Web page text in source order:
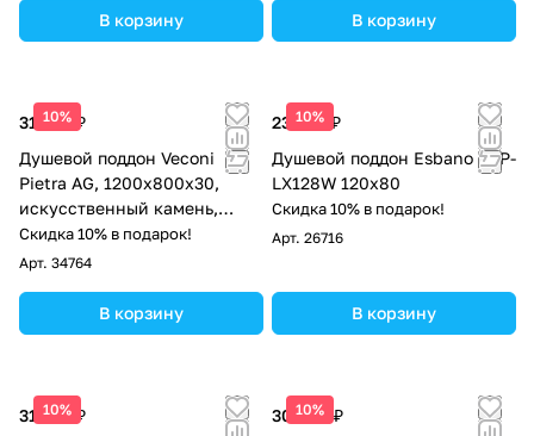
В корзину В корзину
10%
31 097 ₽
Душевой поддон Veconi
Pietra AG, 1200x800x30,
искусственный камень,
антрацитово-серый
Скидка 10% в подарок!
Арт. 34764
В корзину
10%
23 588 ₽
Душевой поддон Esbano ESP-
LX128W 120х80
Скидка 10% в подарок!
Арт. 26716
В корзину
10%
31 097 ₽
10%
30 600 ₽